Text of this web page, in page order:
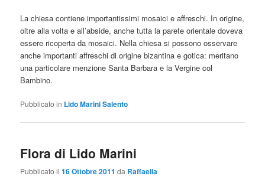
La chiesa contiene importantissimi mosaici e affreschi. In origine,
oltre alla volta e all’abside, anche tutta la parete orientale doveva
essere ricoperta da mosaici. Nella chiesa si possono osservare
anche importanti affreschi di origine bizantina e gotica: meritano
una particolare menzione Santa Barbara e la Vergine col
Bambino.
Pubblicato in Lido Marini Salento
Flora di Lido Marini
Pubblicato il16 Ottobre 2011 da Raffaella